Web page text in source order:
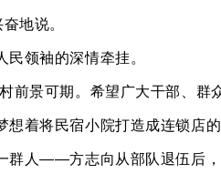
地说。
领袖的深情牵挂。
前景可期。希望广大干部、
想着将民宿小院打造成连锁店
群人——方志向从部队退伍后